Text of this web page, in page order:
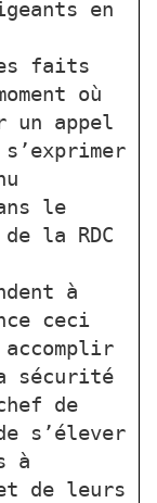
en
faits
où
un appel
le
la RDC
à
ceci
sécurité
de
s’élever
à
de leurs